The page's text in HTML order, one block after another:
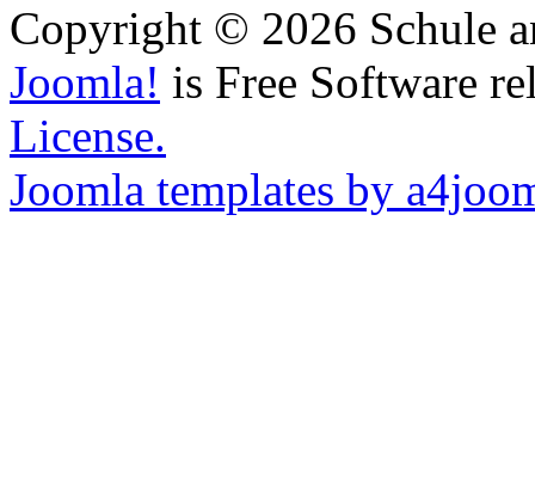
Copyright © 2026 Schule
Joomla! is Free Software
License.
Joomla templates by